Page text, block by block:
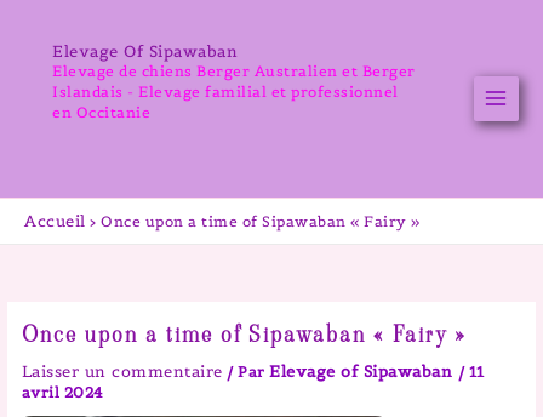
contenuElevage Of Sipawaban
Elevage de chiens Berger Australien et Berger
Islandais - Elevage familial et professionnel
en Occitanie
Accueil Once upon a time of Sipawaban « Fairy »
Once upon a time of Sipawaban « Fairy »
Laisser un commentaire / ParElevage of Sipawaban / 11
avril 2024